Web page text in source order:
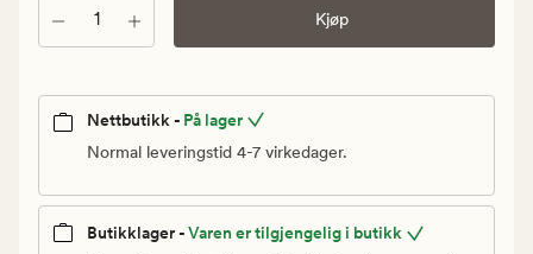
Antall Kjøp
Nettbutikk - På lager
Normal leveringstid 4-7 virkedager.
Butikklager -Varen er tilgjengelig i butikk